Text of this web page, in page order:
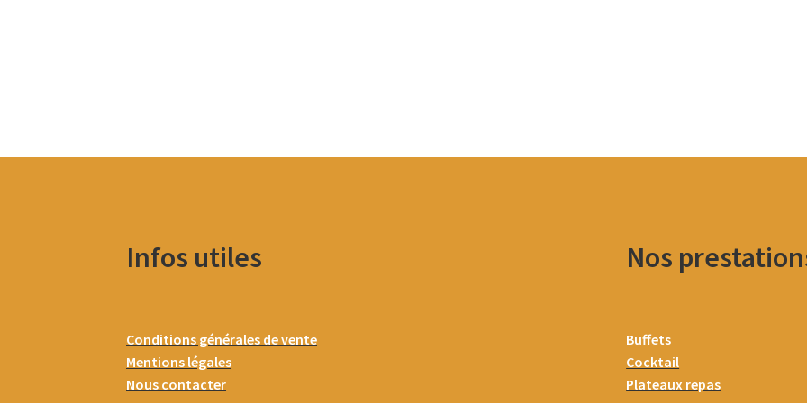
Infos utiles
Conditions générales de vente
Mentions légales
Nous contacter
Nos
Buffets
Cocktail
Plateaux repas